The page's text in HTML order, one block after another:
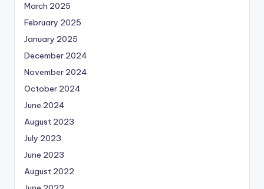
March 2025
February 2025
January 2025
December 2024
November 2024
October 2024
June 2024
August 2023
July 2023
June 2023
August 2022